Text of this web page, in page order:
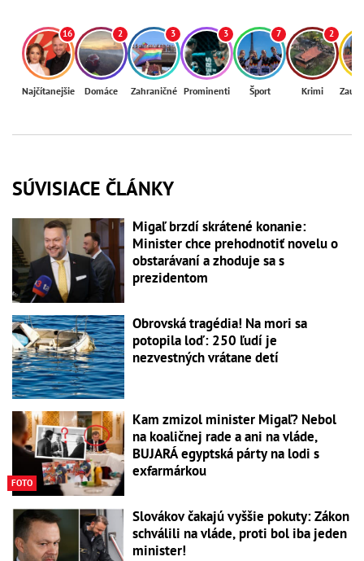
16
Najčítanejšie
2
Domáce
3
Zahraničné
3
Prominenti
7
Šport
2
Krimi
SÚVISIACE ČLÁNKY
Migaľ brzdí skrátené konanie:
Minister chce prehodnotiť novelu o
obstarávaní a zhoduje sa s
prezidentom
Obrovská tragédia! Na mori sa
potopila loď: 250 ľudí je
nezvestných vrátane detí
FOTO
Kam zmizol minister Migaľ? Nebol
na koaličnej rade a ani na vláde,
BUJARÁ egyptská párty na lodi s
exfarmárkou
Slovákov čakajú vyššie pokuty: Zákon
schválili na vláde, proti bol iba jeden
minister!